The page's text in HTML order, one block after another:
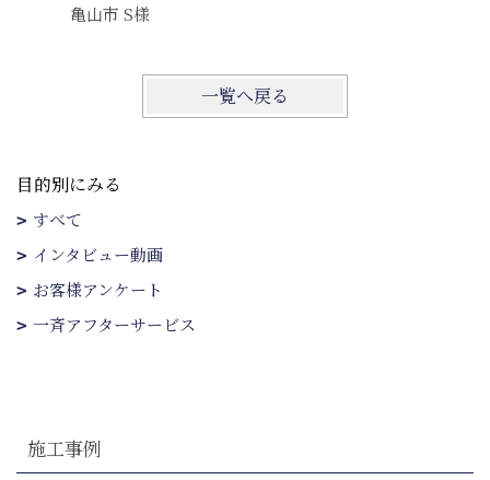
亀山市 S様
一覧へ戻る
目的別にみる
すべて
インタビュー動画
お客様アンケート
一斉アフターサービス
施工事例